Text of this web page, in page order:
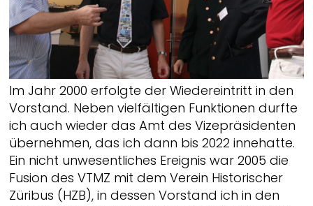
Im Jahr 2000 erfolgte der Wiedereintritt in den
Vorstand. Neben vielfältigen Funktionen durfte
ich auch wieder das Amt des Vizepräsidenten
übernehmen, das ich dann bis 2022 innehatte.
Ein nicht unwesentliches Ereignis war 2005 die
Fusion des VTMZ mit dem Verein Historischer
Züribus (HZB), in dessen Vorstand ich in den